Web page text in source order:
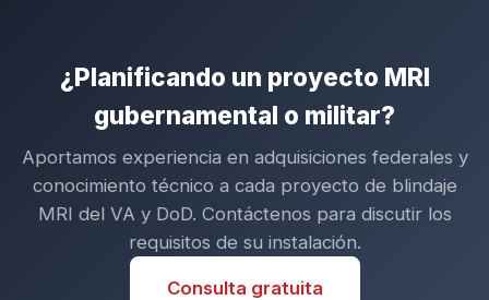
¿Planificando un proyecto MRI
gubernamental o militar?
Aportamos experiencia en adquisiciones federales y
conocimiento técnico a cada proyecto de blindaje
MRI del VA y DoD. Contáctenos para discutir los
requisitos de su instalación.
Consulta gratuita